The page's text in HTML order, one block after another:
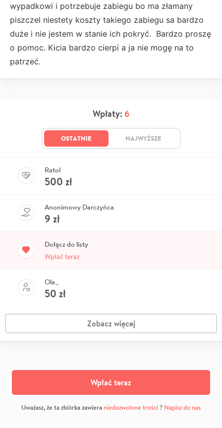
wypadkowi i potrzebuje zabiegu bo ma złamany
piszczel niestety koszty takiego zabiegu sa bardzo
duże i nie jestem w stanie ich pokryć. Bardzo proszę
o pomoc. Kicia bardzo cierpi a ja nie mogę na to
patrzeć.
Wpłaty: 6
OSTATNIE NAJWYŻSZE
Ratol
500 zł
Anonimowy Darczyńca
9 zł
Dołącz do listy
Wpłać teraz
Ola_
50 zł
Zobacz więcej
Wpłać teraz
Uważasz, że ta zbiórka zawiera niedozwolone treści? Napisz do nas